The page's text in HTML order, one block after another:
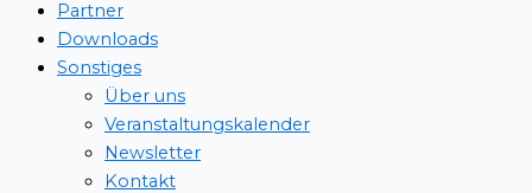
Partner
Downloads
Sonstiges
Über uns
Veranstaltungskalender
Newsletter
Kontakt